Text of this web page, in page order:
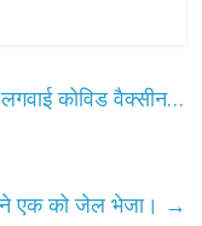
कोविड वैक्सीन…
ने एक को जेल भेजा। →